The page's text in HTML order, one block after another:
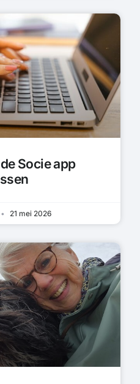
Socie app
21 mei 2026